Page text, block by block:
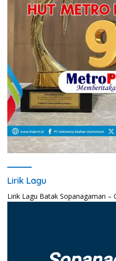
Lirik Lagu
Lirik Lagu Batak Sopanagaman –